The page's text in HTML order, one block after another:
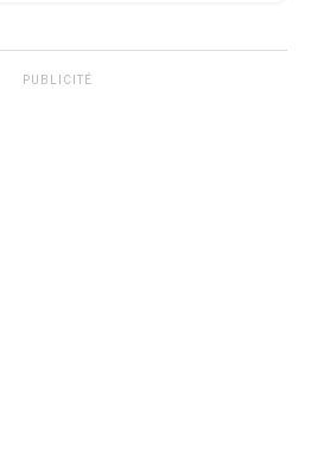
PUBLICITÉ